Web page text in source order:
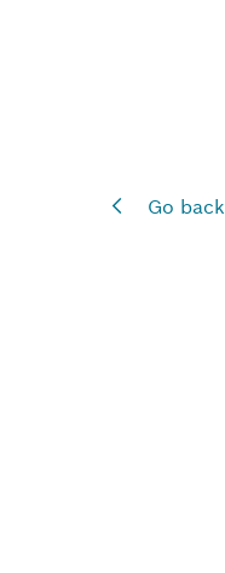
Go back